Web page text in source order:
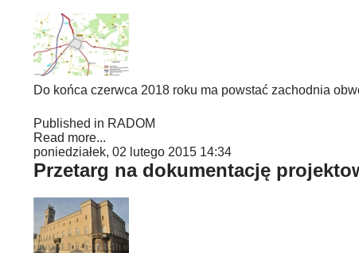
Do końca czerwca 2018 roku ma powstać zachodnia
Published in RADOM
Read more...
poniedziałek, 02 lutego 2015 14:34
Przetarg na dokumentację